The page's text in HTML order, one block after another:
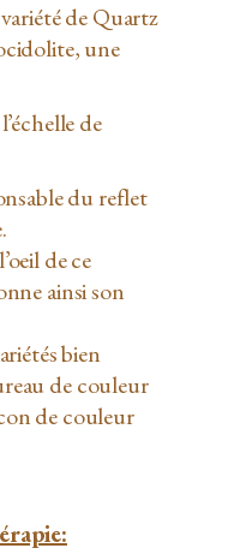
de Quartz
une
de
du reflet
de ce
ainsi son
bien
de couleur
de couleur